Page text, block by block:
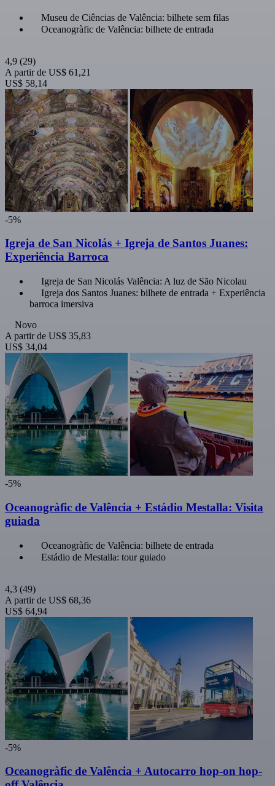
Museu de Ciências de Valência: bilhete sem filas
Oceanogràfic de Valência: bilhete de entrada
4,9 (29)
A partir de US$ 61,21
US$ 58,14
-5%
Igreja de San Nicolás + Igreja de Santos Juanes:
Experiência Barroca
Igreja de San Nicolás Valência: A luz de São Nicolau
Igreja dos Santos Juanes: bilhete de entrada + Experiência
barroca imersiva
Novo
A partir de US$ 35,83
US$ 34,04
-5%
Oceanogràfic de Valência + Estádio Mestalla: Visita
guiada
Oceanogràfic de Valência: bilhete de entrada
Estádio de Mestalla: tour guiado
4,3 (49)
A partir de US$ 68,36
US$ 64,94
-5%
Oceanogràfic de Valência + Autocarro hop-on hop-